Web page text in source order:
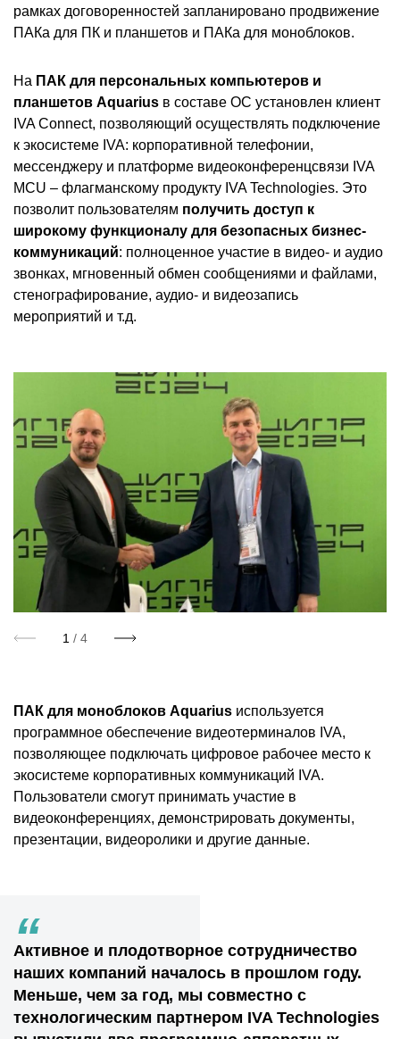
рамках договоренностей запланировано продвижение
ПАКа для ПК и планшетов и ПАКа для моноблоков.
На ПАК для персональных компьютеров и
планшетов Aquarius в составе ОС установлен клиент
IVA Connect, позволяющий осуществлять подключение
к экосистеме IVA: корпоративной телефонии,
мессенджеру и платформе видеоконференцсвязи IVA
MCU – флагманскому продукту IVA Technologies. Это
позволит пользователям получить доступ к
широкому функционалу для безопасных бизнес-
коммуникаций: полноценное участие в видео- и аудио
звонках, мгновенный обмен сообщениями и файлами,
стенографирование, аудио- и видеозапись
мероприятий и т.д.
1 / 4
ПАК для моноблоков Aquarius используется
программное обеспечение видеотерминалов IVA,
позволяющее подключать цифровое рабочее место к
экосистеме корпоративных коммуникаций IVA.
Пользователи смогут принимать участие в
видеоконференциях, демонстрировать документы,
презентации, видеоролики и другие данные.
“
Активное и плодотворное сотрудничество
наших компаний началось в прошлом году.
Меньше, чем за год, мы совместно с
технологическим партнером IVA Technologies